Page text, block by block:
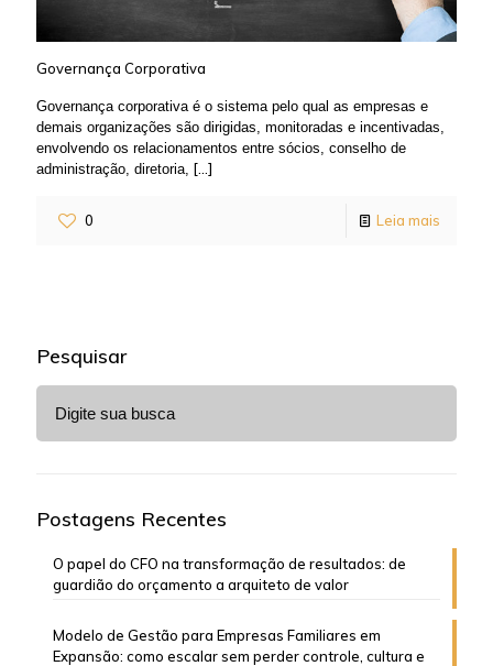
Governança Corporativa
Governança corporativa é o sistema pelo qual as empresas e
demais organizações são dirigidas, monitoradas e incentivadas,
envolvendo os relacionamentos entre sócios, conselho de
administração, diretoria, […]
0 Leia mais
Pesquisar
Postagens Recentes
O papel do CFO na transformação de resultados: de
guardião do orçamento a arquiteto de valor
Modelo de Gestão para Empresas Familiares em
Expansão: como escalar sem perder controle, cultura e